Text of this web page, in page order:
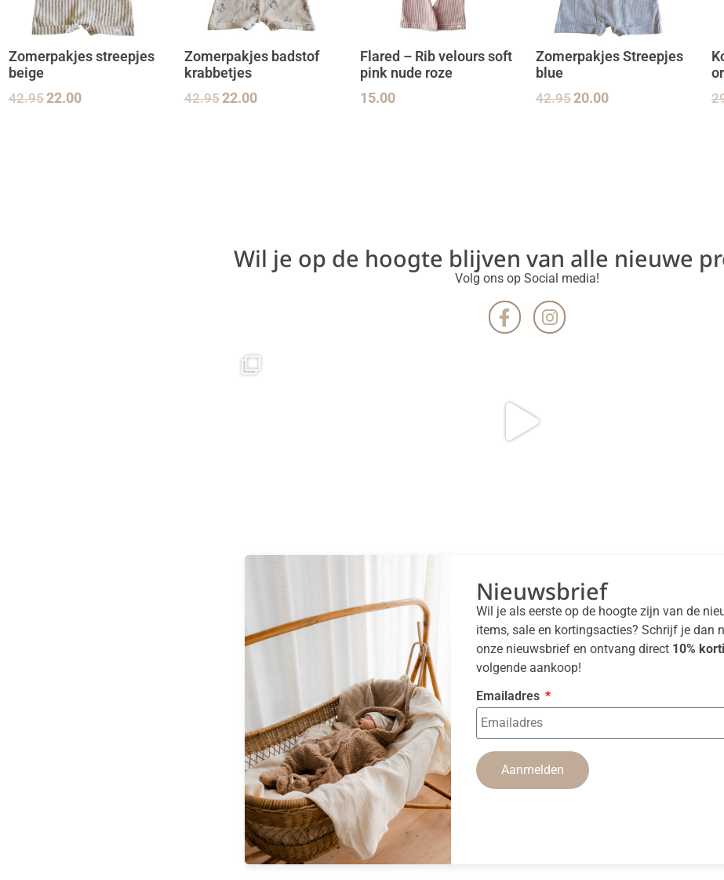
Zomerpakjes streepjes
beige
42.9522.00
Zomerpakjes badstof
krabbetjes
42.9522.00
Flared – Rib velours soft
pink nude roze
15.00
Zomerpakjes Streepjes
blue
42.9520.00
Wil je op de hoogte blijven van alle nieuwe
Volg ons op Social media!
Nieuwsbrief
Wil je als eerste op de hoogte zijn van de
items, sale en kortingsacties? Schrijf je dan
onze nieuwsbrief en ontvang direct 10%
volgende aankoop!
Emailadres
Aanmelden